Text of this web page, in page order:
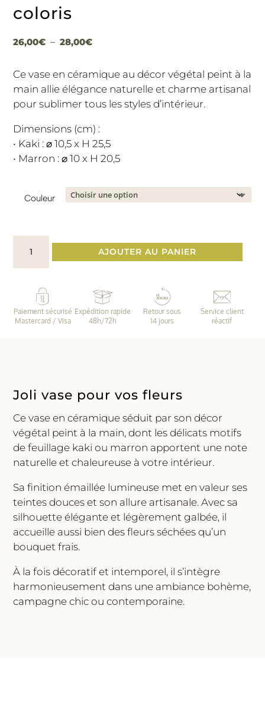
coloris
26,00€ – 28,00€Plage
prix :
26,00€
à
Ce vase en céramique au décor végétal peint à la
main allie élégance naturelle et charme artisanal
pour sublimer tous les styles d’intérieur.
Dimensions (cm) :
• Kaki : ⌀ 10,5 x H 25,5
• Marron : ⌀ 10 x H 20,5
Couleur
Vase
fleuris
2
AJOUTER AU PANIER
Paiement sécurisé
Mastercard / Visa
Expédition rapide
48h/72h
Retour sous
14 jours
Service client
réactif
Joli vase pour vos fleurs
Ce vase en céramique séduit par son décor
végétal peint à la main, dont les délicats motifs
de feuillage kaki ou marron apportent une note
naturelle et chaleureuse à votre intérieur.
Sa finition émaillée lumineuse met en valeur ses
teintes douces et son allure artisanale. Avec sa
silhouette élégante et légèrement galbée, il
accueille aussi bien des fleurs séchées qu’un
bouquet frais.
À la fois décoratif et intemporel, il s’intègre
harmonieusement dans une ambiance bohème,
campagne chic ou contemporaine.